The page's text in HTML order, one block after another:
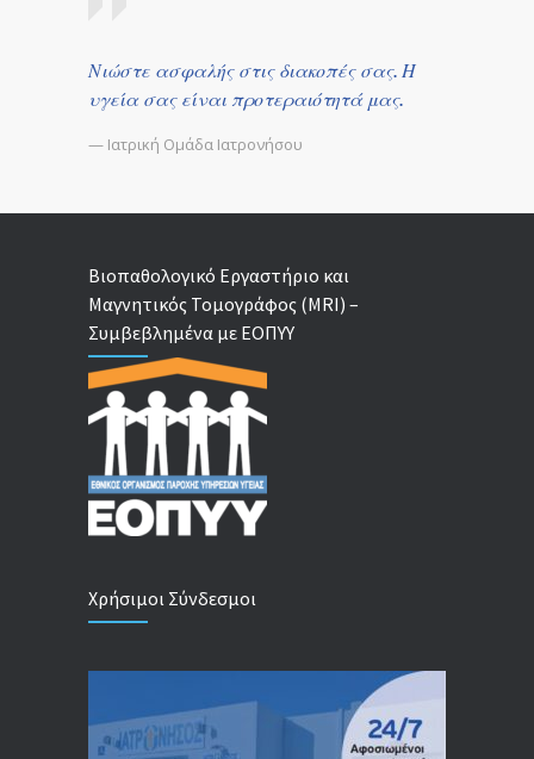
Νιώστε ασφαλής στις διακοπές σας. Η
υγεία σας είναι προτεραιότητά μας.
— Ιατρική Ομάδα Ιατρονήσου
Βιοπαθολογικό Εργαστήριο και
Μαγνητικός Τομογράφος (MRI) –
Συμβεβλημένα με ΕΟΠΥΥ
Χρήσιμοι Σύνδεσμοι